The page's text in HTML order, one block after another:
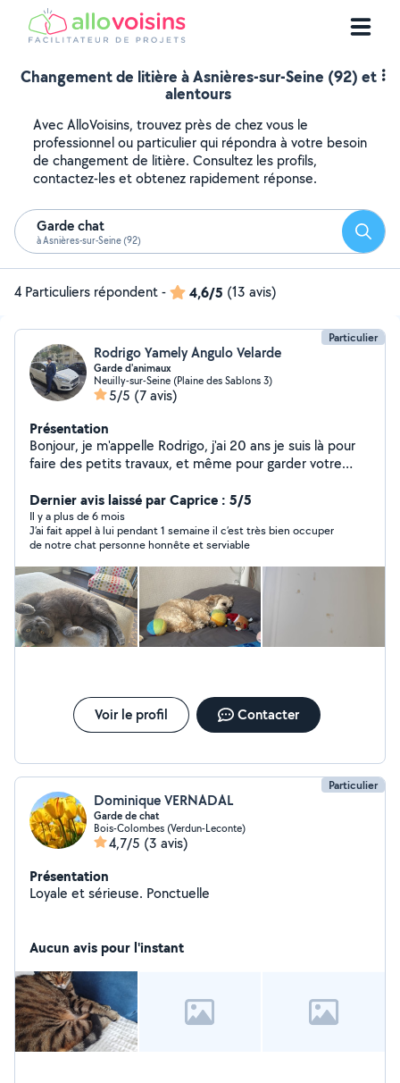
Changement de litière à Asnières-sur-Seine (92) et
alentours
Avec AlloVoisins, trouvez près de chez vous le
professionnel ou particulier qui répondra à votre besoin
de changement de litière. Consultez les profils,
contactez-les et obtenez rapidement réponse.
Garde chat
à Asnières-sur-Seine (92)
4 Particuliers répondent- 4,6/5 (13 avis)
Particulier
Rodrigo Yamely Angulo Velarde
Garde d'animaux
Neuilly-sur-Seine (Plaine des Sablons 3)
5/5 (7 avis)
Présentation
Bonjour, je m'appelle Rodrigo, j'ai 20 ans je suis là pour
faire des petits travaux, et même pour garder votre
Dernier avis laissé par Caprice : 5/5
Il y a plus de 6 mois
J’ai fait appel à lui pendant 1 semaine il c’est très bien occuper
de notre chat personne honnête et serviable
Voir le profil Contacter
Particulier
Dominique VERNADAL
Garde de chat
Bois-Colombes (Verdun-Leconte)
4,7/5 (3 avis)
Présentation
Loyale et sérieuse. Ponctuelle
Aucun avis pour l'instant